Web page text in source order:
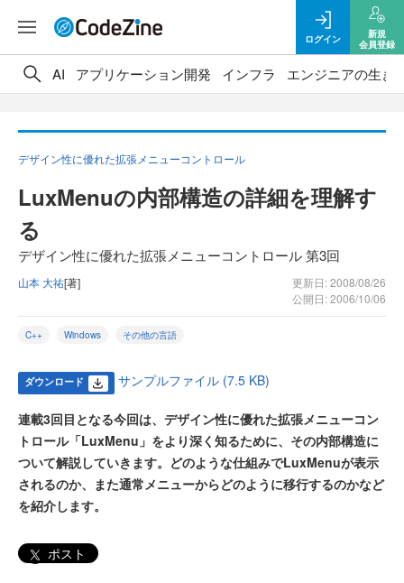
ログイン
新規
会員登録
AI アプリケーション開発 インフラ エンジニアの生き
デザイン性に優れた拡張メニューコントロール
LuxMenuの内部構造の詳細を理解す
る
デザイン性に優れた拡張メニューコントロール 第3回
山本 大祐[著]
更新日: 2008/08/26
公開日: 2006/10/06
C++ Windows その他の言語
ダウンロード サンプルファイル (7.5 KB)
連載3回目となる今回は、デザイン性に優れた拡張メニューコン
トロール「LuxMenu」をより深く知るために、その内部構造に
ついて解説していきます。どのような仕組みでLuxMenuが表示
されるのか、また通常メニューからどのように移行するのかなど
を紹介します。
ポスト